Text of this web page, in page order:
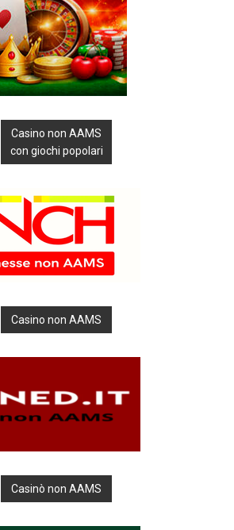
Casino non AAMS
con giochi popolari
Casino non AAMS
Casinò non AAMS